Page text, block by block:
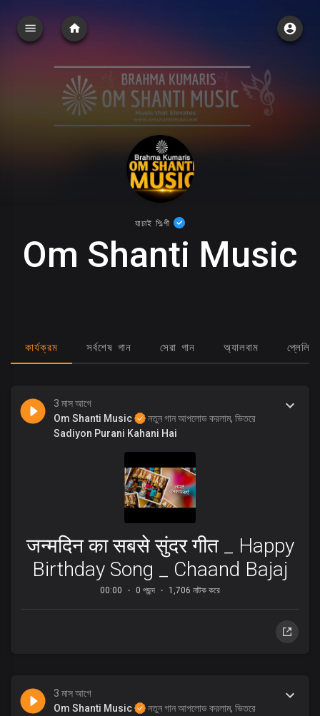
যাচাই শিল্পী
Om Shanti Music
কার্যক্রম সর্বশেষ গান সেরা গান অ্যালবাম প্লেলিস্ট
3 মাস আগে
Om Shanti Music
নতুন গান আপলোড করলাম, ভিতরে
Sadiyon Purani Kahani Hai
जन्मदिन का सबसे सुंदर गीत _ Happy
Birthday Song _ Chaand Bajaj
00:00 0 পছন্দ 1,706 নাটক করে
3 মাস আগে
Om Shanti Music
নতুন গান আপলোড করলাম, ভিতরে